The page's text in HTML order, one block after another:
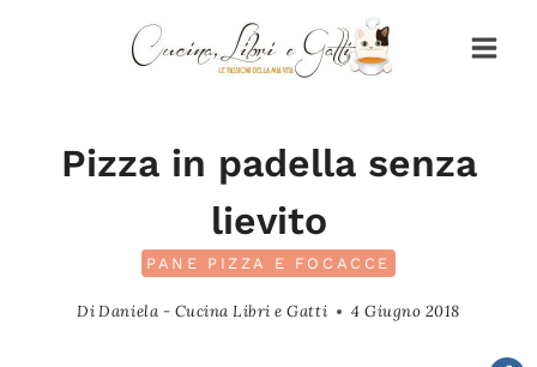
Pizza in padella senza
lievito
PANE PIZZA E FOCACCE
Di Daniela - Cucina Libri e Gatti 4 Giugno 2018